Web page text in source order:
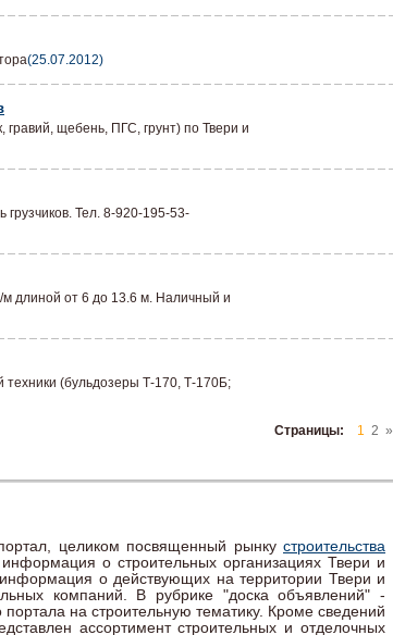
(25.07.2012)
щебень, ПГС, грунт) по Твери и
грузчиков. Тел. 8-920-195-53-
длиной от 6 до 13.6 м. Наличный и
техники (бульдозеры Т-170, Т-170Б;
Страницы: 1 2 »
целиком посвященный рынкустроительства
о строительных организациях Твери и
о действующих на территории Твери и
компаний. В рубрике "доска объявлений" -
на строительную тематику. Кроме сведений
ассортимент строительных и отделочных